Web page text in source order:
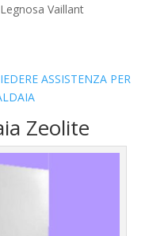
Vaillant
ASSISTENZA PER
Zeolite